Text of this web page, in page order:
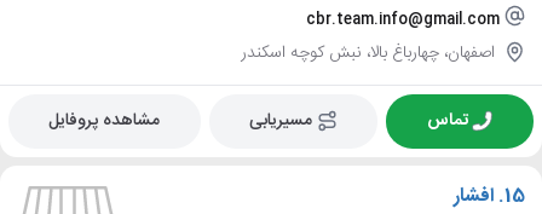
cbr.team.info@gmail.com
اصفهان، چهارباغ بالا، نبش کوچه اسکندر
تماس مسیریابی مشاهده پروفایل
15. افشار